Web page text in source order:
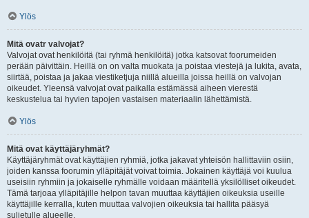
Ylös
Mitä ovatr valvojat?
Valvojat ovat henkilöitä (tai ryhmä henkilöitä) jotka katsovat foorumeiden
perään päivittäin. Heillä on on valta muokata ja poistaa viestejä ja lukita, avata,
siirtää, poistaa ja jakaa viestiketjuja niillä alueilla joissa heillä on valvojan
oikeudet. Yleensä valvojat ovat paikalla estämässä aiheen vierestä
keskustelua tai hyvien tapojen vastaisen materiaalin lähettämistä.
Ylös
Mitä ovat käyttäjäryhmät?
Käyttäjäryhmät ovat käyttäjien ryhmiä, jotka jakavat yhteisön hallittaviin osiin,
joiden kanssa foorumin ylläpitäjät voivat toimia. Jokainen käyttäjä voi kuulua
useisiin ryhmiin ja jokaiselle ryhmälle voidaan määritellä yksilölliset oikeudet.
Tämä tarjoaa ylläpitäjille helpon tavan muuttaa käyttäjien oikeuksia useille
käyttäjille kerralla, kuten muuttaa valvojien oikeuksia tai hallita pääsyä
suljetulle alueelle.